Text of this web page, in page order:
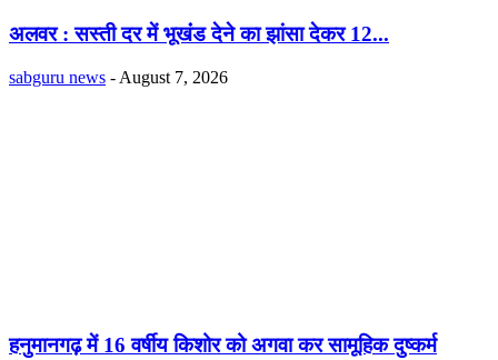
अलवर : सस्ती दर में भूखंंड देने का झांसा देकर 12...
sabguru news - August 7, 2026
हनुमानगढ़ में 16 वर्षीय किशोर को अगवा कर सामूहिक दुष्कर्म